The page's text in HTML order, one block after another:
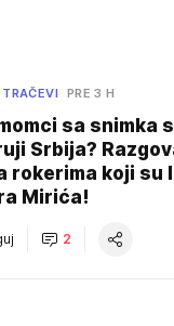
PRE 3 H
sa snimka
Srbija?
rokerima koji su
Mirića!
2